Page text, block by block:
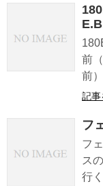
前
前
記事
フ
フ
ス
行